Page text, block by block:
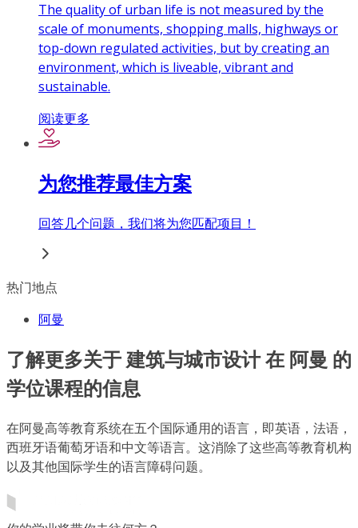
The quality of urban life is not measured by the
scale of monuments, shopping malls, highways or
top-down regulated activities, but by creating an
environment, which is liveable, vibrant and
sustainable.
阅读更多
为您推荐最佳方案
回答几个问题，我们将为您匹配项目！
热门地点
阿曼
了解更多关于 建筑与城市设计 在 阿曼 的
学位课程的信息
在阿曼高等教育系统在五个国际通用的语言，即英语，法语，
西班牙语葡萄牙语和中文等语言。这消除了这些高等教育机构
以及其他国际学生的语言障碍问题。